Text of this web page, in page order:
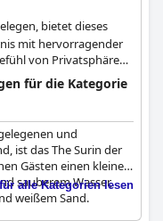
bietet dieses
mit hervorragender
von Privatsphäre
Zugang zum
nahtlos in die
das gesamte
für die Kategorie
und
ist das The Surin der
Gästen einen kleinen
sauberem Wasser,
weißem Sand.
alle Kategorien lesen